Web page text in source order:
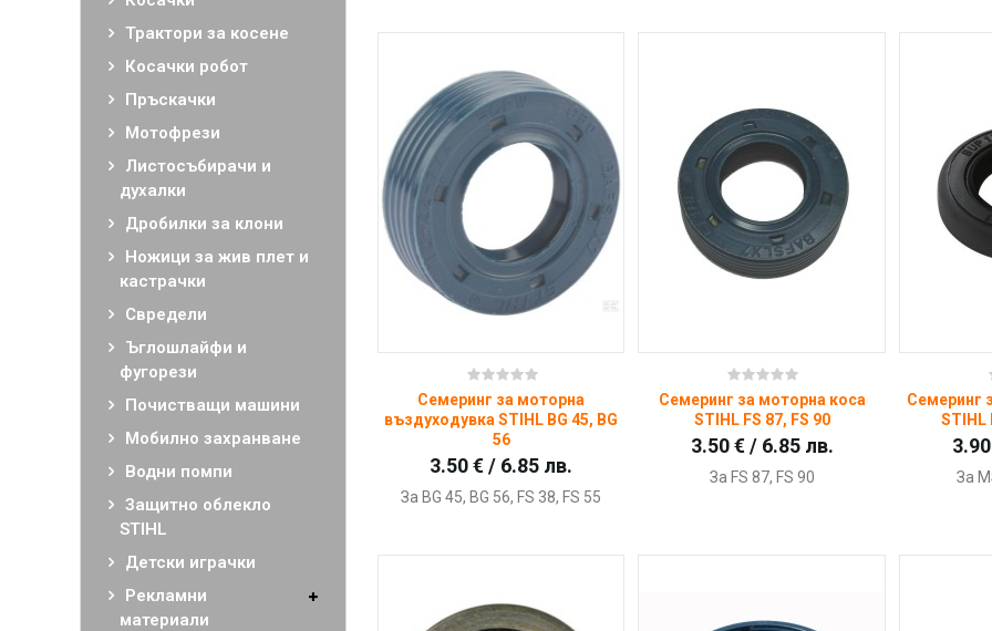
Консумативи STIHL
Резервни части STIHL
Нови продукти STIHL
Трактори за косене
Косачки робот
Пръскачки
Мотофрези
Листосъбирачи и
духалки
Дробилки за клони
Ножици за жив плет и
кастрачки
Свредели
Ъглошлайфи и
фугорези
Почистващи машини
Мобилно захранване
Водни помпи
Защитно облекло
STIHL
Детски играчки
Рекламни
материали
Купи
Семеринг за моторна
въздуходувка STIHL BG 45, BG
56
3.50 € / 6.85 лв.
За BG 45, BG 56, FS 38, FS 55
Купи
Семеринг за моторна коса
STIHL FS 87, FS 90
3.50 € / 6.85 лв.
За FS 87, FS 90
Семеринг
STIHL
За